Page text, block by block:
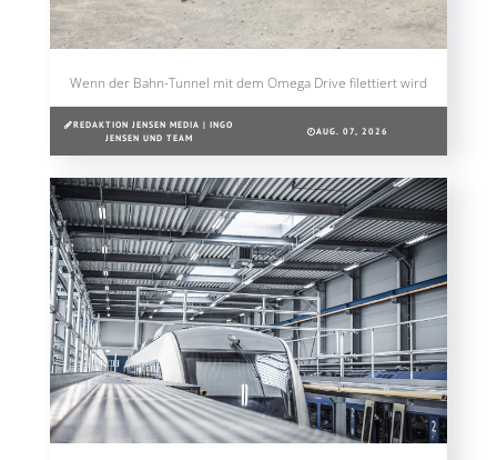
Wenn der Bahn-Tunnel mit dem Omega Drive filettiert wird
REDAKTION JENSEN MEDIA | INGO
JENSEN UND TEAM
AUG. 07, 2026